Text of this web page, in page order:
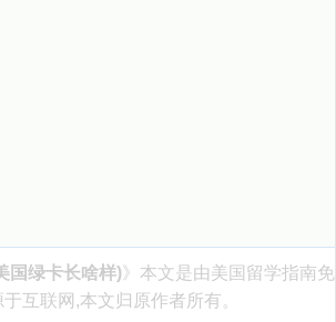
国绿卡长啥样)》本文是由美国留学指南免
互联网,本文归原作者所有。